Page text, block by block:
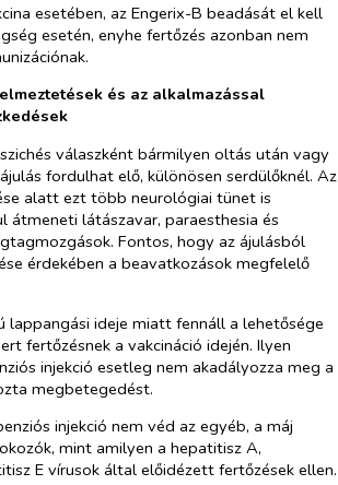
esetében, az Engerix-B beadását el kell
esetén, enyhe fertőzés azonban nem
és az alkalmazással
válaszként bármilyen oltás után vagy
fordulhat elő, különösen serdülőknél. Az
alatt ezt több neurológiai tünet is
átmeneti látászavar, paraesthesia és
Fontos, hogy az ájulásból
érdekében a beavatkozások megfelelő
lappangási ideje miatt fennáll a lehetősége
fertőzésnek a vakcináció idején. Ilyen
injekció esetleg nem akadályozza meg a
megbetegedést.
injekció nem véd az egyéb, a máj
mint amilyen a hepatitisz A,
E vírusok által előidézett fertőzések ellen.